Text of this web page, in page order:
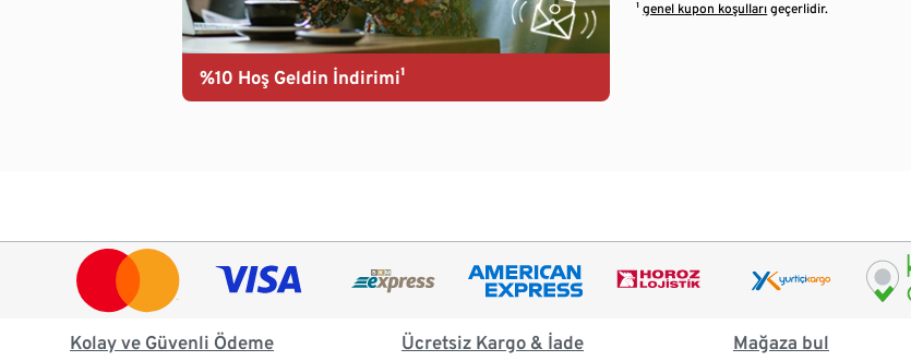
%10 Hoş Geldin İndirimi¹
¹genel kupon koşulları geçerlidir.
Kolay ve Güvenli Ödeme Ücretsiz Kargo & İade Mağaza bul